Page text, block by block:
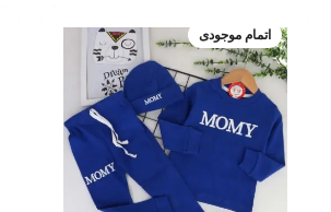
اتمام موجودی